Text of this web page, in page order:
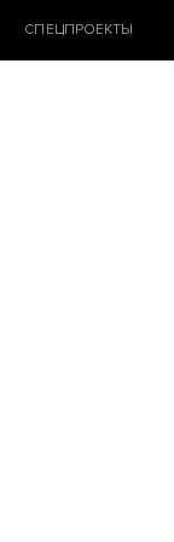
СПЕЦПРОЕКТЫ